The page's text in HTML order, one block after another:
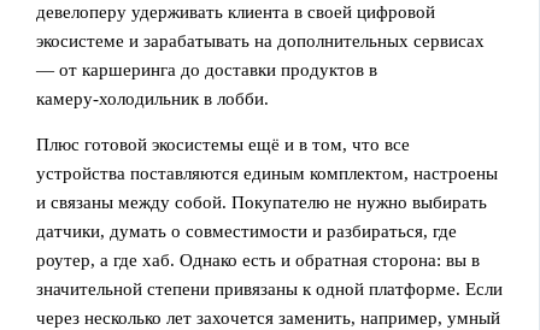
девелоперу удерживать клиента в своей цифровой
экосистеме и зарабатывать на дополнительных сервисах
— от каршеринга до доставки продуктов в
камеру‑холодильник в лобби.
Плюс готовой экосистемы ещё и в том, что все
устройства поставляются единым комплектом, настроены
и связаны между собой. Покупателю не нужно выбирать
датчики, думать о совместимости и разбираться, где
роутер, а где хаб. Однако есть и обратная сторона: вы в
значительной степени привязаны к одной платформе. Если
через несколько лет захочется заменить, например, умный